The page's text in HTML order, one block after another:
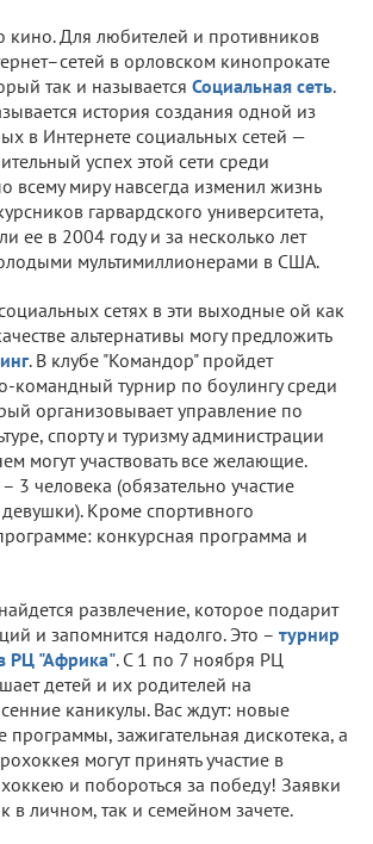
кино. Для любителей и противников
в орловском кинопрокате
так и называется Социальная сеть.
история создания одной из
в Интернете социальных сетей —
успех этой сети среди
всему миру навсегда изменил жизнь
гарвардского университета,
ее в 2004 году и за несколько лет
мультимиллионерами в США.
социальных сетях в эти выходные ой как
альтернативы могу предложить
. В клубе "Командор" пройдет
командный турнир по боулингу среди
организовывает управление по
спорту и туризму администрации
могут участвовать все желающие.
3 человека (обязательно участие
Кроме спортивного
конкурсная программа и
развлечение, которое подарит
и запомнится надолго. Это – турнир
РЦ "Африка". С 1 по 7 ноября РЦ
детей и их родителей на
каникулы. Вас ждут: новые
программы, зажигательная дискотека, а
могут принять участие в
и побороться за победу! Заявки
в личном, так и семейном зачете.